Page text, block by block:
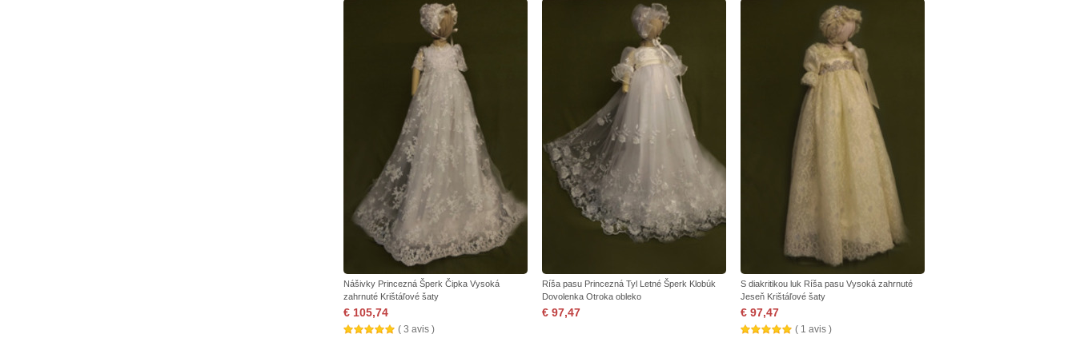
Nášivky Princezná Šperk Čipka Vysoká
zahrnuté Krištáľové šaty
€ 105,74
( 3 avis )
Ríša pasu Princezná Tyl Letné Šperk Klobúk
Dovolenka Otroka obleko
€ 97,47
S diakritikou luk Ríša pasu Vysoká zahrnuté
Jeseň Krištáľové šaty
€ 97,47
( 1 avis )